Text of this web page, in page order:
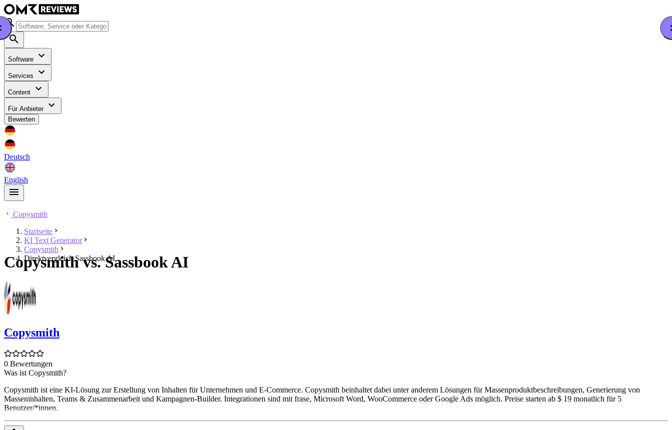
Software
Services
Content
Für Anbieter
Bewerten
Deutsch
English
Copysmith
Startseite
KI Text Generator
Copysmith
Direktvergleich Sassbook AI
Copysmith vs. Sassbook AI
Copysmith
0 Bewertungen
Was ist Copysmith?
Copysmith ist eine KI-Lösung zur Erstellung von Inhalten für Unternehmen und E-Commerce. Copysmith beinhaltet dabei unter anderem Lösungen für Massenproduktbeschreibungen, Generierung von
Masseninhalten, Teams & Zusammenarbeit und Kampagnen-Builder. Integrationen sind mit frase, Microsoft Word, WooCommerce oder Google Ads möglich. Preise starten ab $ 19 monatlich für 5
Benutzer/*innen.